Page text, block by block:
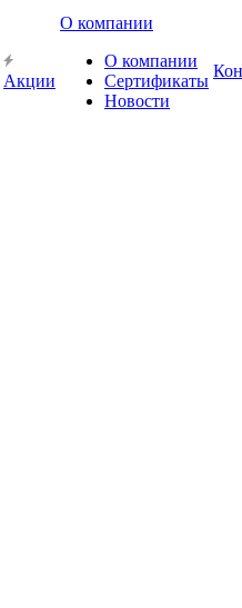
Акции
О компании
О компании
Сертификаты
Новости